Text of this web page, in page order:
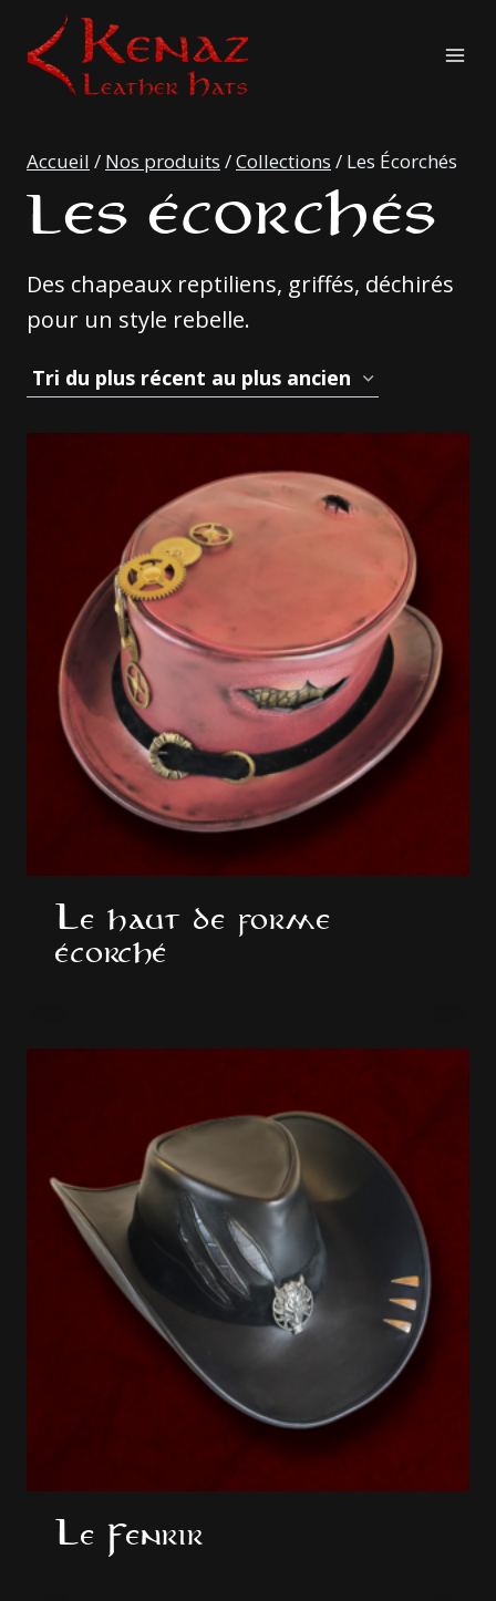
contenu
Accueil / Nos produits /Collections / Les Écorchés
LES ÉCORCHÉS
Des chapeaux reptiliens, griffés, déchirés
pour un style rebelle.
Le haut de forme
écorché
Le Fenrir